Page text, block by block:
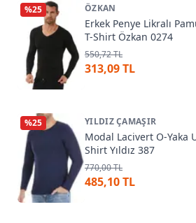
%25 ÖZKAN
Erkek Penye Likralı
T-Shirt Özkan 0274
550,72 TL
313,09 TL
%25 YILDIZ ÇAMAŞIR
Modal Lacivert O-Yaka
Shirt Yıldız 387
770,00 TL
485,10 TL